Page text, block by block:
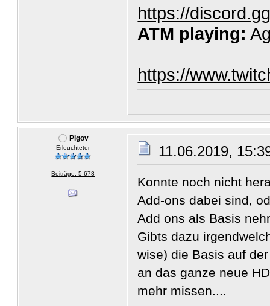
https://
ATM playing:
https://
Pigov
Erleuchteter
Beiträge: 5 678
11.06.2019,
Konnte noch nicht
Add-ons dabei sind,
Add ons als Basis
Gibts dazu
wise) die Basis auf
an das ganze neue
mehr missen....